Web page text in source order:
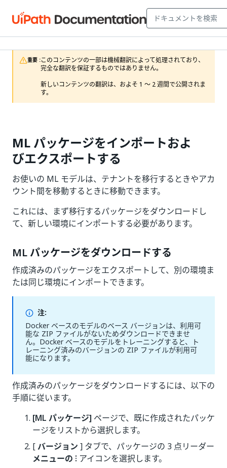
重要 :このコンテンツの一部は機械翻訳によって処理されており、
完全な翻訳を保証するものではありません。
新しいコンテンツの翻訳は、およそ 1 ～ 2 週間で公開されま
す。
ML パッケージをインポートおよ
びエクスポートする
お使いの ML モデルは、テナントを移行するときやアカ
ウント間を移動するときに移動できます。
これには、まず移行するパッケージをダウンロードし
て、新しい環境にインポートする必要があります。
ML パッケージをダウンロードする
作成済みのパッケージをエクスポートして、別の環境ま
たは同じ環境にインポートできます。
注:
Docker ベースのモデルのベース バージョンは、利用可
能な ZIP ファイルがないためダウンロードできませ
ん。Docker ベースのモデルをトレーニングすると、ト
レーニング済みのバージョンの ZIP ファイルが利用可
能になります。
作成済みのパッケージをダウンロードするには、以下の
手順に従います。
[ML パッケージ] ページで、既に作成されたパッケ
ージをリストから選択します。
[バージョン ] タブで、パッケージの 3 点リーダー
メニューの ⁝ アイコンを選択します。